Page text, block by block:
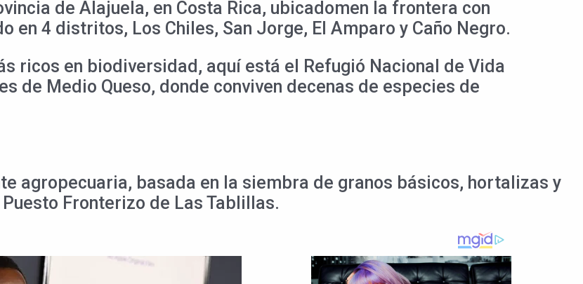
de Alajuela, en Costa Rica, ubicadomen la frontera con
en 4 distritos, Los Chiles, San Jorge, El Amparo y Caño Negro.
ricos en biodiversidad, aquí está el Refugió Nacional de Vida
de Medio Queso, donde conviven decenas de especies de
agropecuaria, basada en la siembra de granos básicos, hortalizas y
Fronterizo de Las Tablillas.